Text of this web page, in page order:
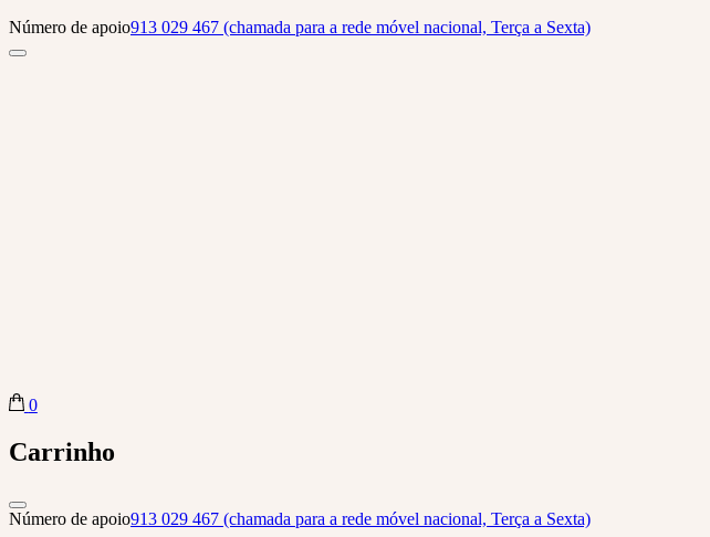
Número de apoio913 029 467 (chamada para a rede móvel nacional, Terça a Sexta)
Biba Concept Store
0
Carrinho
Número de apoio913 029 467 (chamada para a rede móvel nacional, Terça a Sexta)